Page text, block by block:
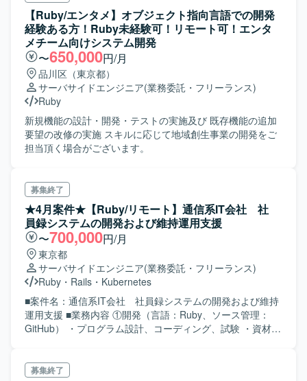
【Ruby/エンタメ】オブジェクト指向言語での開発
経験ある方！Ruby未経験可！リモート可！エンタ
メチーム向けシステム開発
〜650,000円/月
品川区（東京都）
サーバサイドエンジニア(業務委託・フリーランス)
Ruby
新規機能の設計・開発・テストの実施及び 既存機能の追加
要望の改修の実施 スキルに応じて地域創生事業の開発をご
担当頂く場合がございます。
募集終了
★4月案件★【Ruby/リモート】通信系IT会社 社
員録システムの開発および維持運用支援
〜700,000円/月
東京都
サーバサイドエンジニア(業務委託・フリーランス)
Ruby ・ Rails ・ Kubernetes
■案件名：通信系IT会社 社員録システムの開発および維持
運用支援 ■業務内容 ①開発（言語：Ruby、ソース管理：
GitHub） ・プログラム設計、コーディング、試験 ・資材管
対応 ・不具合対応 ・その他申請等による設定値変更
募集終了